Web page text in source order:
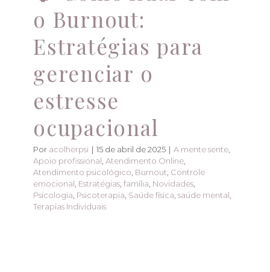
o Burnout:
Estratégias para
gerenciar o
estresse
ocupacional
Por acolherpsi | 15 de abril de 2025 | A mente sente
Apoio profissional Atendimento Online
Atendimento psicológico Burnout Controle
emocional Estratégias família Novidades
Psicologia Psicoterapia Saúde física saúde mental
Terapias Individuais